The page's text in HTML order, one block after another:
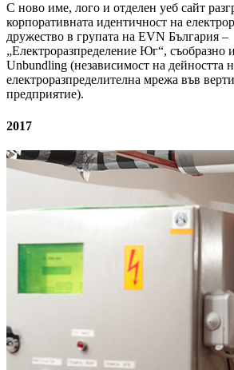
С ново име, лого и отделен уеб сайт
корпоративната идентичност на
дружество в групата на EVN България –
„Електроразпределение Юг“, съобразно
Unbundling (независимост на дейността
електроразпределителна мрежа във
предприятие).
2017